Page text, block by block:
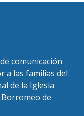
comunicación
a las familias del
de la Iglesia
Borromeo de